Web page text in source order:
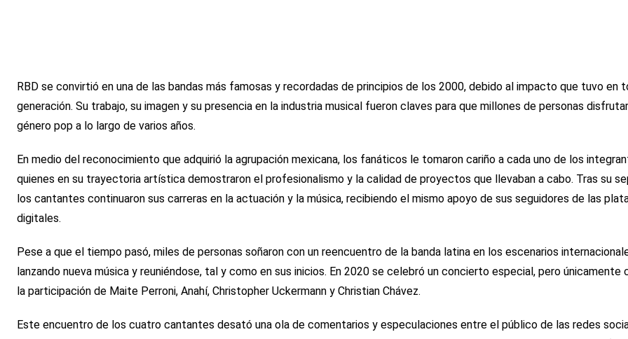
RBD se convirtió en una de las bandas más famosas y recordadas de principios de los 2000, debido al impacto que tuvo en
generación. Su trabajo, su imagen y su presencia en la industria musical fueron claves para que millones de personas
género pop a lo largo de varios años.
En medio del reconocimiento que adquirió la agrupación mexicana, los fanáticos le tomaron cariño a cada uno de los
quienes en su trayectoria artística demostraron el profesionalismo y la calidad de proyectos que llevaban a cabo. Tras su
los cantantes continuaron sus carreras en la actuación y la música, recibiendo el mismo apoyo de sus seguidores de las
digitales.
Pese a que el tiempo pasó, miles de personas soñaron con un reencuentro de la banda latina en los escenarios
lanzando nueva música y reuniéndose, tal y como en sus inicios. En 2020 se celebró un concierto especial, pero únicamente
la participación de Maite Perroni, Anahí, Christopher Uckermann y Christian Chávez.
Este encuentro de los cuatro cantantes desató una ola de comentarios y especulaciones entre el público de las redes